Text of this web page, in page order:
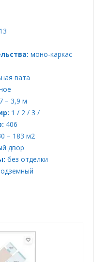
13
моно-каркас
вата
– 3,9 м
1 / 2 / 3 /
406
– 183 м2
двор
без отделки